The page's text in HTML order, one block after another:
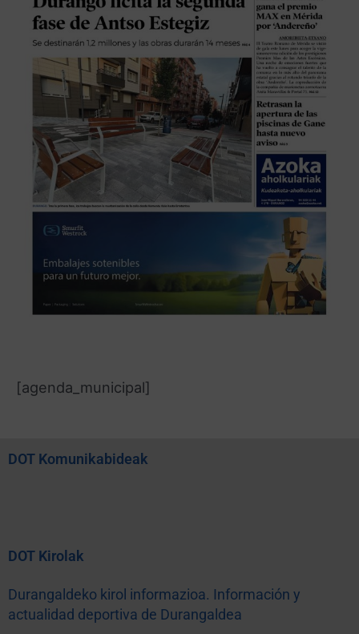
[agenda_municipal]
DOT Komunikabideak
DOT Kirolak
Durangaldeko kirol informazioa. Información y
actualidad deportiva de Durangaldea